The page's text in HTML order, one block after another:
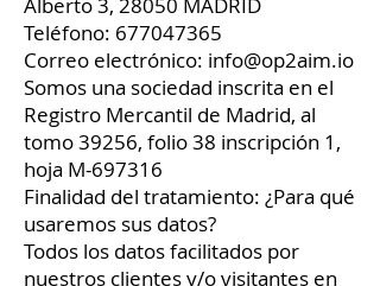
Teléfono: 677047365
Correo electrónico: info@op2aim.io
Somos una sociedad inscrita en el
Registro Mercantil de Madrid, al
tomo 39256, folio 38 inscripción 1,
hoja M-697316
Finalidad del tratamiento: ¿Para qué
usaremos sus datos?
Todos los datos facilitados por
nuestros clientes y/o visitantes en